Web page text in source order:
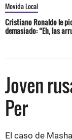
Movida Local
Cristiano Ronaldo le
demasiado: “Eh, las
Joven
Per
El caso de